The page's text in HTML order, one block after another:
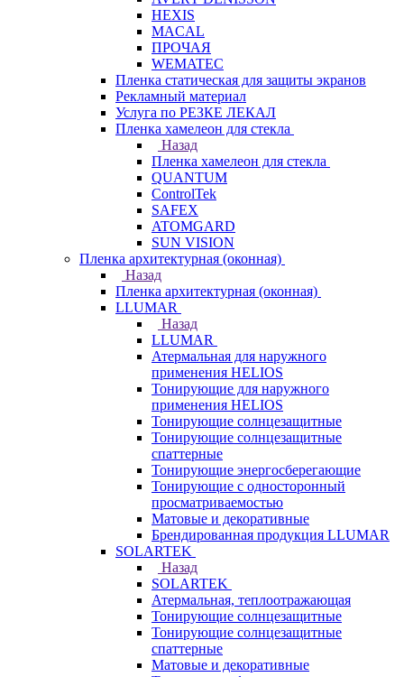
HEXIS
MACAL
ПРОЧАЯ
WEMATEC
Пленка статическая для защиты экранов
Рекламный материал
Услуга по РЕЗКЕ ЛЕКАЛ
Пленка хамелеон для стекла
Назад
Пленка хамелеон для стекла
QUANTUM
ControlTek
SAFEX
ATOMGARD
SUN VISION
Пленка архитектурная (оконная)
Назад
Пленка архитектурная (оконная)
LLUMAR
Назад
LLUMAR
Атермальная для наружного
применения HELIOS
Тонирующие для наружного
применения HELIOS
Тонирующие солнцезащитные
Тонирующие солнцезащитные
спаттерные
Тонирующие энергосберегающие
Тонирующие с односторонный
просматриваемостью
Матовые и декоративные
Брендированная продукция LLUMAR
SOLARTEK
Назад
SOLARTEK
Атермальная, теплоотражающая
Тонирующие солнцезащитные
Тонирующие солнцезащитные
спаттерные
Матовые и декоративные